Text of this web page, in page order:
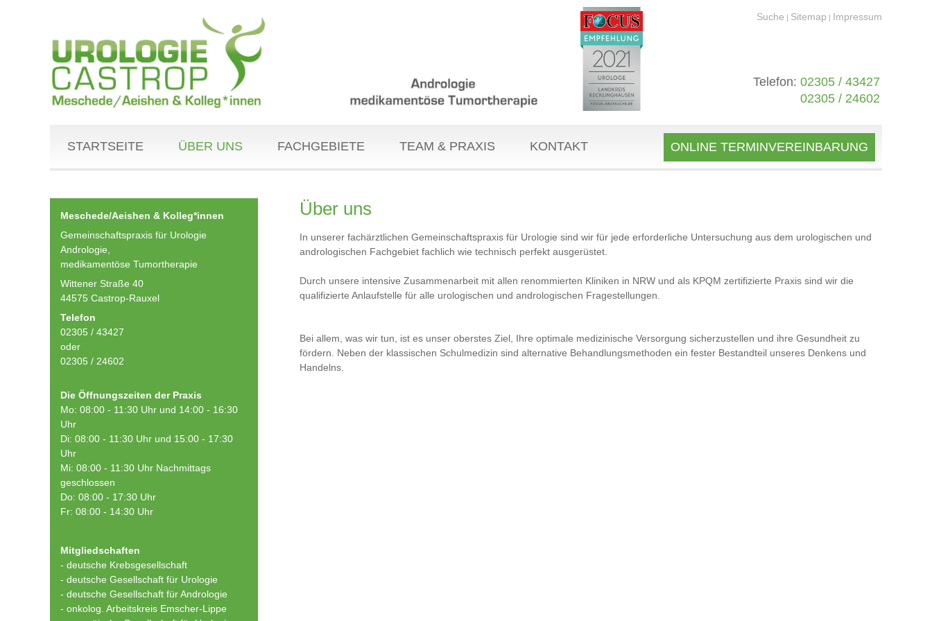
Suche | Sitemap | Impressum
Telefon: 02305 / 43427
02305 / 24602
STARTSEITE ÜBER UNS FACHGEBIETE TEAM & PRAXIS KONTAKT ONLINE TERMINVEREINBARUNG
Meschede/Aeishen & Kolleg*innen
Gemeinschaftspraxis für Urologie
Andrologie,
medikamentöse Tumortherapie
Wittener Straße 40
44575 Castrop-Rauxel
Telefon
02305 / 43427
oder
02305 / 24602
Die Öffnungszeiten der Praxis
Mo: 08:00 - 11:30 Uhr und 14:00 - 16:30
Uhr
Di: 08:00 - 11:30 Uhr und 15:00 - 17:30
Uhr
Mi: 08:00 - 11:30 Uhr Nachmittags
geschlossen
Do: 08:00 - 17:30 Uhr
Fr: 08:00 - 14:30 Uhr
Mitgliedschaften
- deutsche Krebsgesellschaft
- deutsche Gesellschaft für Urologie
- deutsche Gesellschaft für Andrologie
- onkolog. Arbeitskreis Emscher-Lippe
Über uns
In unserer fachärztlichen Gemeinschaftspraxis für Urologie sind wir für jede erforderliche Untersuchung aus dem urologischen und
andrologischen Fachgebiet fachlich wie technisch perfekt ausgerüstet.
Durch unsere intensive Zusammenarbeit mit allen renommierten Kliniken in NRW und als KPQM zertifizierte Praxis sind wir die
qualifizierte Anlaufstelle für alle urologischen und andrologischen Fragestellungen.
Bei allem, was wir tun, ist es unser oberstes Ziel, Ihre optimale medizinische Versorgung sicherzustellen und ihre Gesundheit zu
fördern. Neben der klassischen Schulmedizin sind alternative Behandlungsmethoden ein fester Bestandteil unseres Denkens und
Handelns.